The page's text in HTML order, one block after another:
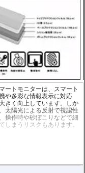
ートモニターは、スマート
や多彩な情報表示に対応
きく向上しています。しか
太陽光による反射で視認性
操作時や砂ぼこりなどで細
しまうリスクもあります。
プレイを保護します。
ィルム(スーパークリアとア
っており